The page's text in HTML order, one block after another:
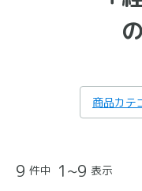
商品カテ
9 件中 1~9 表示